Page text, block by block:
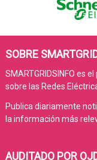
SOBRE
SMARTGRIDSINFO es
sobre las Redes
Publica diariamente
la información más
AUDITADO POR